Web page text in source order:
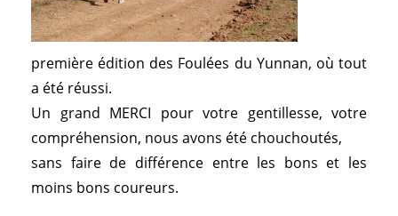
première édition des Foulées du Yunnan, où tout
a été réussi.
Un grand MERCI pour votre gentillesse, votre
compréhension, nous avons été chouchoutés,
sans faire de différence entre les bons et les
moins bons coureurs.